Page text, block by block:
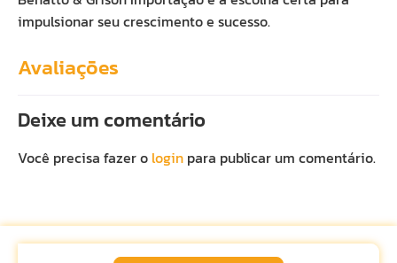
impulsionar seu crescimento e sucesso.
Avaliações
Deixe um comentário
Você precisa fazer o login para publicar um comentário.